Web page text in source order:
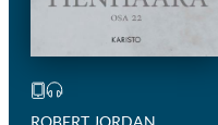
ROBERT JORDAN